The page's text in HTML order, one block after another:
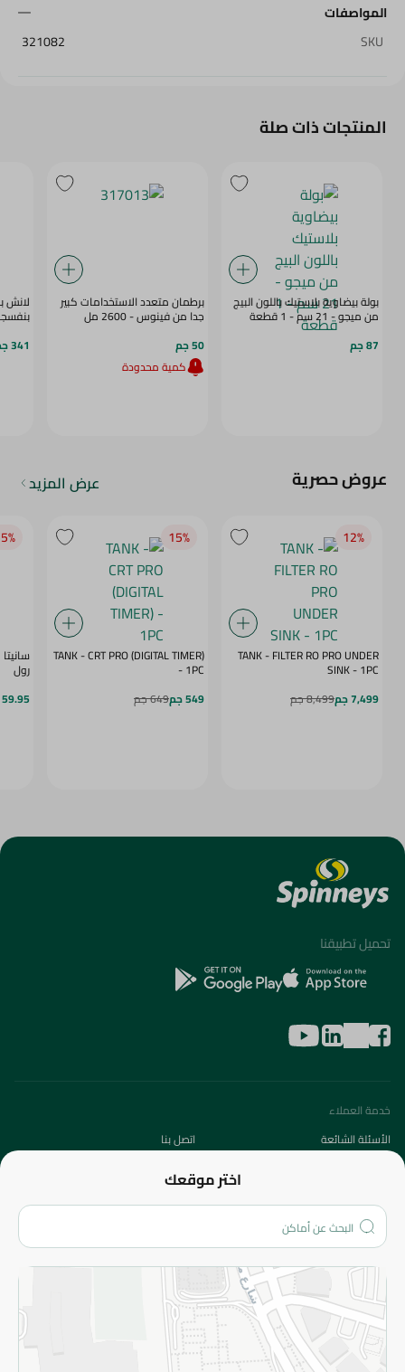
المواصفات
SKU
321082
المنتجات ذات صلة
بولة بيضاوية بلاستيك باللون البيج
من ميجو - 21 سم - 1 قطعة
87 جم
برطمان متعدد الاستخدامات كبير
جدا من فينوس - 2600 مل
50 جم
كمية محدودة
لانش
بنفسجي -
341 جم
عروض حصرية عرض المزيد
12‎%‎
TANK - FILTER RO PRO UNDER
SINK - 1PC
7,499 جم
8,499 جم
15‎%‎
TANK - CRT PRO (DIGITAL TIMER)
- 1PC
549 جم
649 جم
رول
59.95 جم
اختر موقعك
تحميل تطبيقنا
خدمة العملاء
الأسئلة الشائعة
اتصل بنا
من نحن؟
الفروع
المزيد
الاسترجاع
سياسة الاستخدام
سياسة الخصوصية
قم بالتسجيل للنشرة